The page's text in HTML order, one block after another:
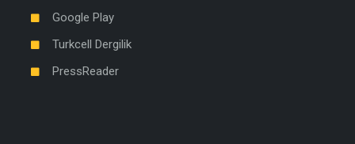
Google Play
Turkcell Dergilik
PressReader